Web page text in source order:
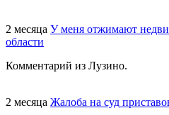
2 месяца У меня отжимают
области
Комментарий из Лузино.
2 месяца Жалоба на суд